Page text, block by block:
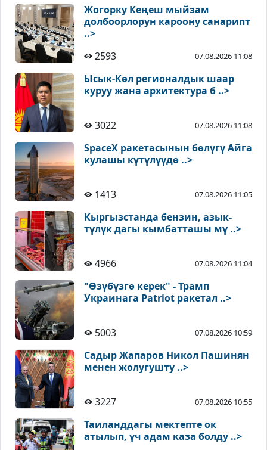
Жогорку Кеңеш мыйзам
долбоорлорун кароону санарипт
..>
2593
07.08.2026 11:08
Ысык-Көл регионалдык шаар
куруу жана архитектура б ..>
3022 07.08.2026 11:08
SpaceX ракетасынын бөлүгү Айга
кулашы күтүлүүдө ..>
1413 07.08.2026 11:05
Кыргызстанда бензин, азык-
түлүк дагы кымбатташы мү ..>
4966 07.08.2026 11:04
"Өзүбүзгө керек" - Трамп
Украинага Patriot ракетал ..>
5003 07.08.2026 10:59
Садыр Жапаров Никол Пашинян
менен жолугушту ..>
3227 07.08.2026 10:55
Таиланддагы мектепте ок
атылып, үч адам каза болду ..>